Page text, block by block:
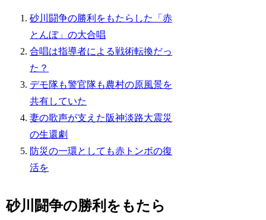
砂川闘争の勝利をもたらした「赤
とんぼ」の大合唱
合唱は指導者による戦術転換だっ
た？
デモ隊も警官隊も農村の原風景を
共有していた
妻の歌声が支えた阪神淡路大震災
の生還劇
防災の一環としても赤トンボの復
活を
砂川闘争の勝利をもたら